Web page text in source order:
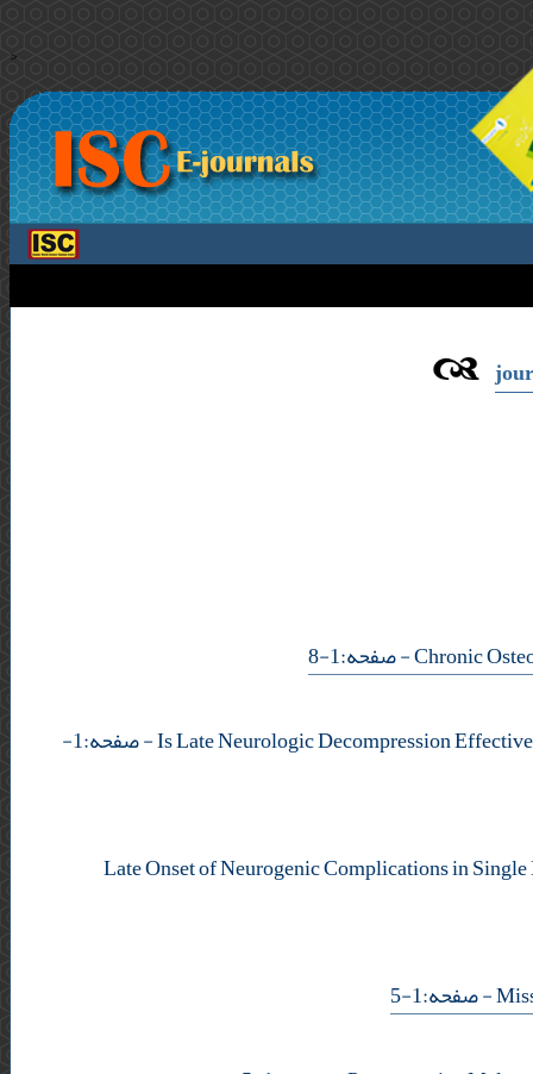
>
- صفحه:1-8
- صفحه:1-
Late Onset of Neurogenic Complications in
- صفحه:1-5